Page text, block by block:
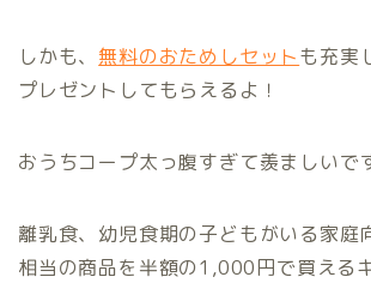
しかも、無料のおためしセットも充実
プレゼントしてもらえるよ！
おうちコープ太っ腹すぎて羨ましい
離乳食、幼児食期の子どもがいる家
相当の商品を半額の1,000円で買える